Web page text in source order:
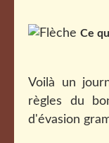
Ce
Voilà un
règles du
d'évasion